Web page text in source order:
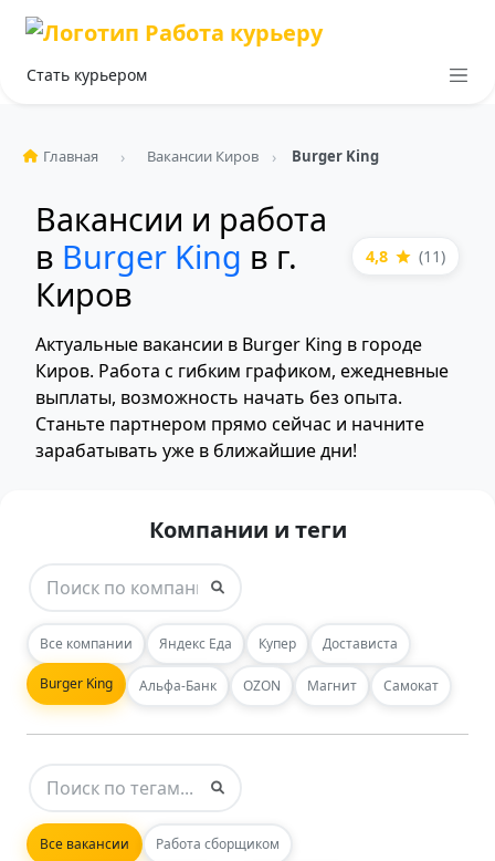
Стать курьером
Главная Вакансии Киров Burger King
Вакансии и работа
в Burger King в г.
Киров
4,8 (11)
Актуальные вакансии в Burger King в городе
Киров. Работа с гибким графиком, ежедневные
выплаты, возможность начать без опыта.
Станьте партнером прямо сейчас и начните
зарабатывать уже в ближайшие дни!
Компании и теги
Все компании Яндекс Еда Купер Достависта
Burger King Альфа-Банк OZON Магнит Самокат
Все вакансии Работа сборщиком